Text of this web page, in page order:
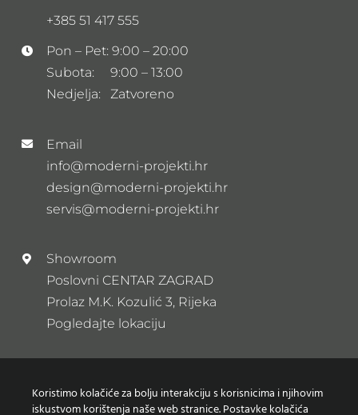
+385 51 417 555
Pon – Pet: 9:00 – 20:00
Subota: 9:00 – 13:00
Nedjelja: Zatvoreno
Email
info@moderni-projekti.hr
design@moderni-projekti.hr
servis@moderni-projekti.hr
Showroom
Poslovni CENTAR ZAGRAD
Prolaz M.K. Kozulić 3, Rijeka
Pogledajte lokaciju
Prijavi se na naš newsletter
Koristimo kolačiće za bolju interakciju s korisnicima i njihovim
iskustvom korištenja naše web stranice. Postavke kolačića